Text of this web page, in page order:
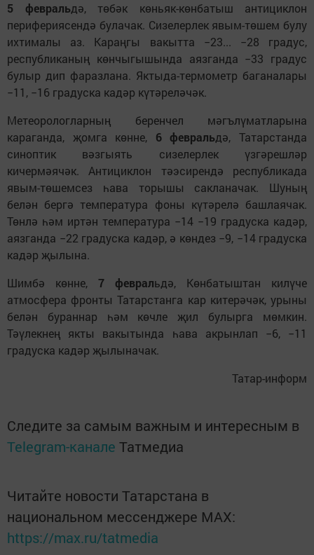
5 февральдә, төбәк көньяк-көнбатыш антициклон
перифериясендә булачак. Сизелерлек явым-төшем булу
ихтималы аз. Караңгы вакытта −23... −28 градус,
республиканың көнчыгышында аязганда −33 градус
булыр дип фаразлана. Яктыда-термометр баганалары
−11, −16 градуска кадәр күтәреләчәк.
Метеорологларның беренчел мәгълүматларына
караганда, җомга көнне, 6 февральдә, Татарстанда
синоптик вәзгыять сизелерлек үзгәрешләр
кичермәячәк. Антициклон тәэсирендә республикада
явым-төшемсез һава торышы сакланачак. Шуның
белән бергә температура фоны күтәрелә башлаячак.
Төнлә һәм иртән температура −14 −19 градуска кадәр,
аязганда −22 градуска кадәр, ә көндез −9, −14 градуска
кадәр җылына.
Шимбә көнне, 7 февральдә, Көнбатыштан килүче
атмосфера фронты Татарстанга кар китерәчәк, урыны
белән бураннар һәм көчле җил булырга мөмкин.
Тәүлекнең якты вакытында һава акрынлап −6, −11
градуска кадәр җылыначак.
Татар-информ
Следите за самым важным и интересным в
Telegram-канале Татмедиа
Читайте новости Татарстана в
национальном мессенджере MАХ:
https://max.ru/tatmedia